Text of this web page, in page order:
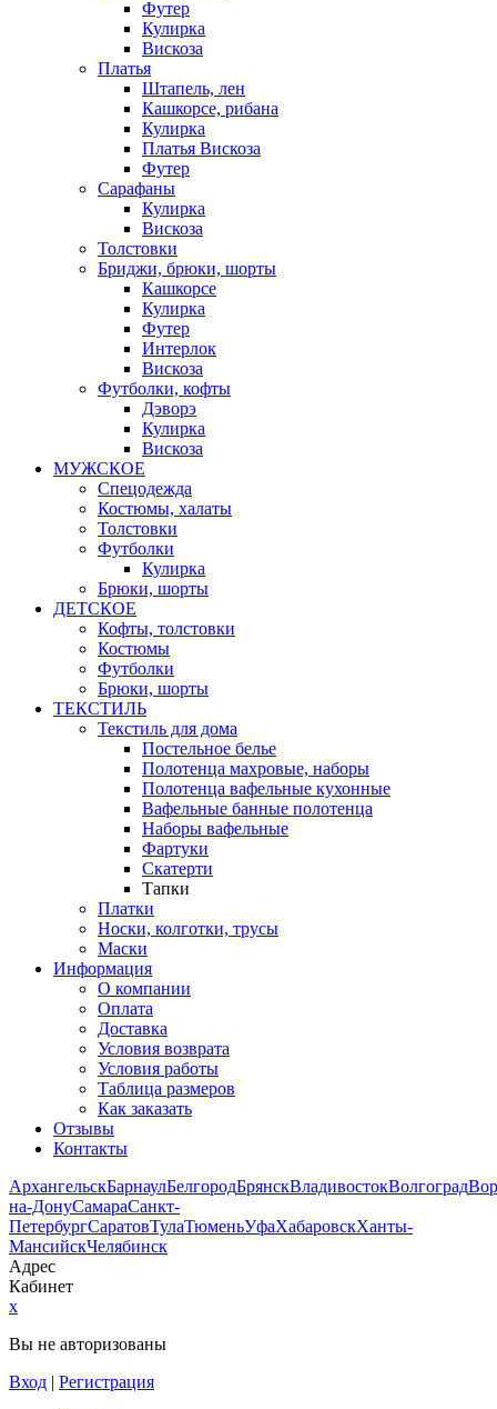
Футер
Кулирка
Вискоза
Платья
Штапель, лен
Кашкорсе, рибана
Кулирка
Платья Вискоза
Футер
Сарафаны
Кулирка
Вискоза
Толстовки
Бриджи, брюки, шорты
Кашкорсе
Кулирка
Футер
Интерлок
Вискоза
Футболки, кофты
Дэворэ
Кулирка
Вискоза
МУЖСКОЕ
Спецодежда
Костюмы, халаты
Толстовки
Футболки
Кулирка
Брюки, шорты
ДЕТСКОЕ
Кофты, толстовки
Костюмы
Футболки
Брюки, шорты
ТЕКСТИЛЬ
Текстиль для дома
Постельное белье
Полотенца махровые, наборы
Полотенца вафельные кухонные
Вафельные банные полотенца
Наборы вафельные
Фартуки
Скатерти
Тапки
Платки
Носки, колготки, трусы
Маски
Информация
О компании
Оплата
Доставка
Условия возврата
Условия работы
Таблица размеров
Как заказать
Отзывы
Контакты
АрхангельскБарнаулБелгородБрянскВладивостокВолгоград
на-ДонуСамараСанкт-
ПетербургСаратовТулаТюменьУфаХабаровскХанты-
МансийскЧелябинск
Адрес
Кабинет
x
Вы не авторизованы
Вход | Регистрация